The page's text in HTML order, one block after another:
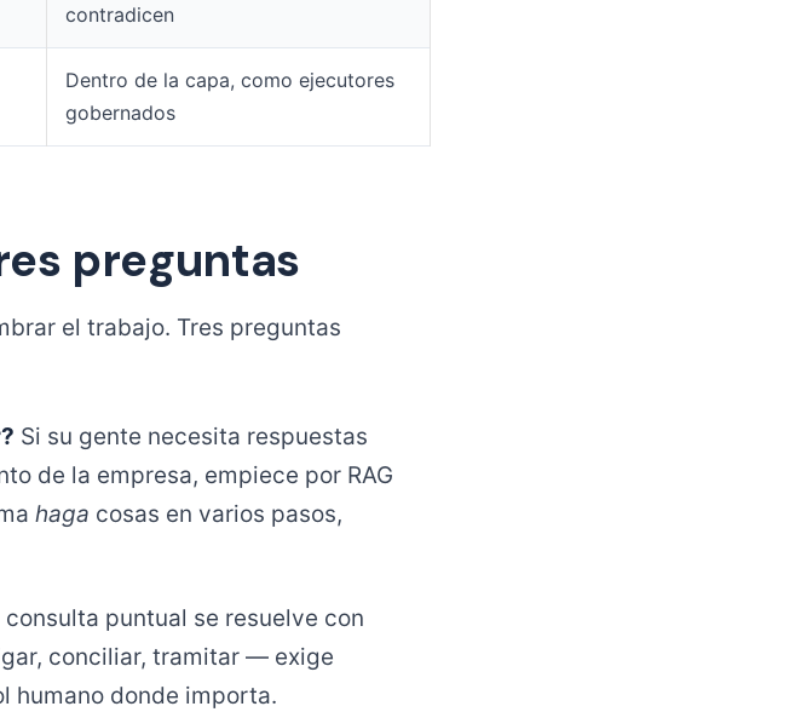
contradicen
Dentro de la capa, como ejecutores
gobernados
preguntas
el trabajo. Tres preguntas
Si su gente necesita respuestas
de la empresa, empiece por RAG
haga cosas en varios pasos,
consulta puntual se resuelve con
conciliar, tramitar — exige
humano donde importa.